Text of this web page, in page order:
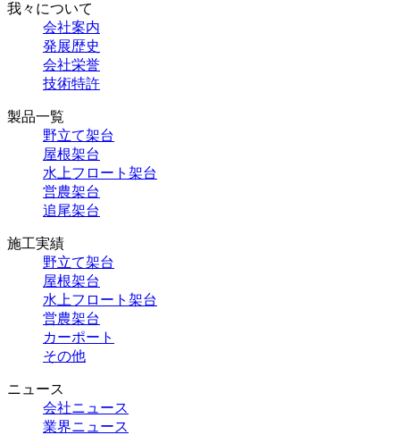
我々について
会社案内
発展歴史
会社栄誉
技術特許
製品一覧
野立て架台
屋根架台
水上フロート架台
営農架台
追尾架台
施工実績
野立て架台
屋根架台
水上フロート架台
営農架台
カーポート
その他
ニュース
会社ニュース
業界ニュース